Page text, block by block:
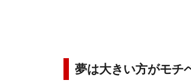
夢は大きい方がモチ